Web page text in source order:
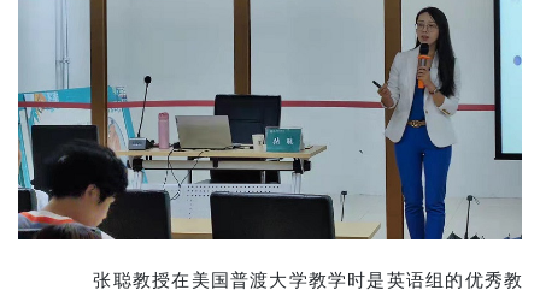
张聪教授在美国普渡大学教学时是英语组的优秀教